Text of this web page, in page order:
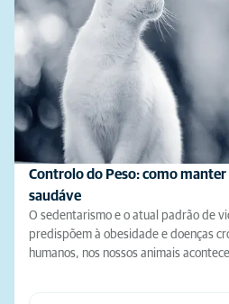
Controlo do Peso: como
saudáve
O sedentarismo e o atual padrão de
predispõem à obesidade e doenças
humanos, nos nossos animais